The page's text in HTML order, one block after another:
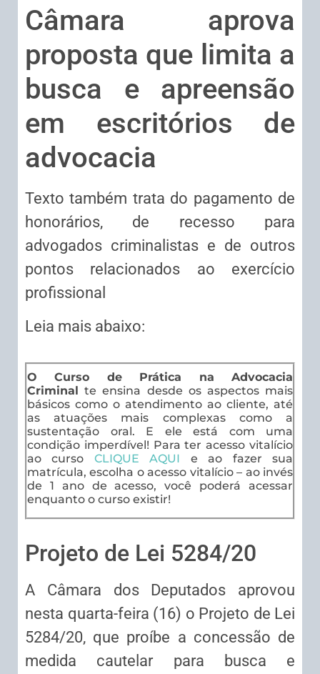
Câmara aprova
proposta que limita a
busca e apreensão
em escritórios de
advocacia
Texto também trata do pagamento de
honorários, de recesso para
advogados criminalistas e de outros
pontos relacionados ao exercício
profissional
Leia mais abaixo:
O Curso de Prática na Advocacia
Criminal
te ensina desde os aspectos mais
básicos como o atendimento ao cliente, até
as atuações mais complexas como a
sustentação oral. E ele está com uma
condição imperdível! Para ter acesso vitalício
ao curso CLIQUE AQUI e ao fazer sua
matrícula, escolha o acesso vitalício – ao invés
de 1 ano de acesso, você poderá acessar
enquanto o curso existir!
Projeto de Lei 5284/20
A Câmara dos Deputados aprovou
nesta quarta-feira (16) o Projeto de Lei
5284/20, que proíbe a concessão de
medida cautelar para busca e